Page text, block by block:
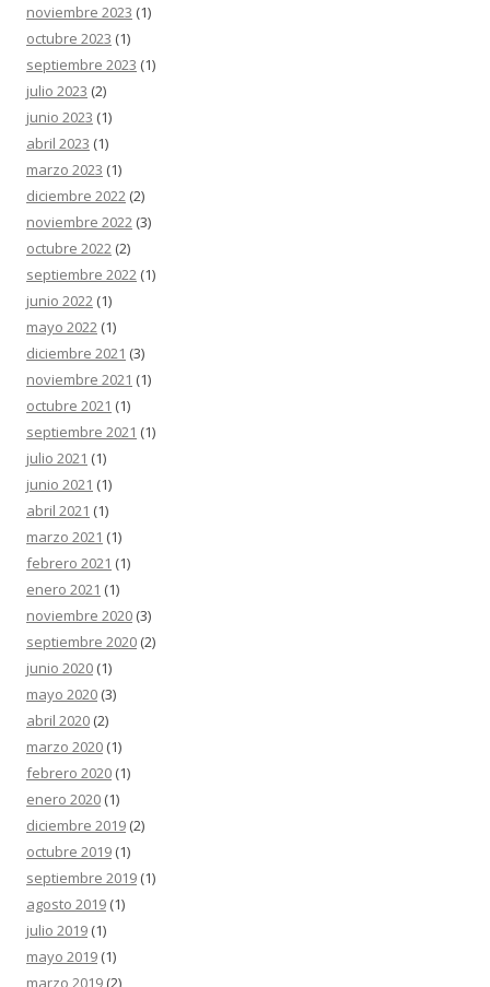
noviembre 2023 (1)
octubre 2023 (1)
septiembre 2023 (1)
julio 2023 (2)
junio 2023 (1)
abril 2023 (1)
marzo 2023 (1)
diciembre 2022 (2)
noviembre 2022 (3)
octubre 2022 (2)
septiembre 2022 (1)
junio 2022 (1)
mayo 2022 (1)
diciembre 2021 (3)
noviembre 2021 (1)
octubre 2021 (1)
septiembre 2021 (1)
julio 2021 (1)
junio 2021 (1)
abril 2021 (1)
marzo 2021 (1)
febrero 2021 (1)
enero 2021 (1)
noviembre 2020 (3)
septiembre 2020 (2)
junio 2020 (1)
mayo 2020 (3)
abril 2020 (2)
marzo 2020 (1)
febrero 2020 (1)
enero 2020 (1)
diciembre 2019 (2)
octubre 2019 (1)
septiembre 2019 (1)
agosto 2019 (1)
julio 2019 (1)
mayo 2019 (1)
marzo 2019 (2)